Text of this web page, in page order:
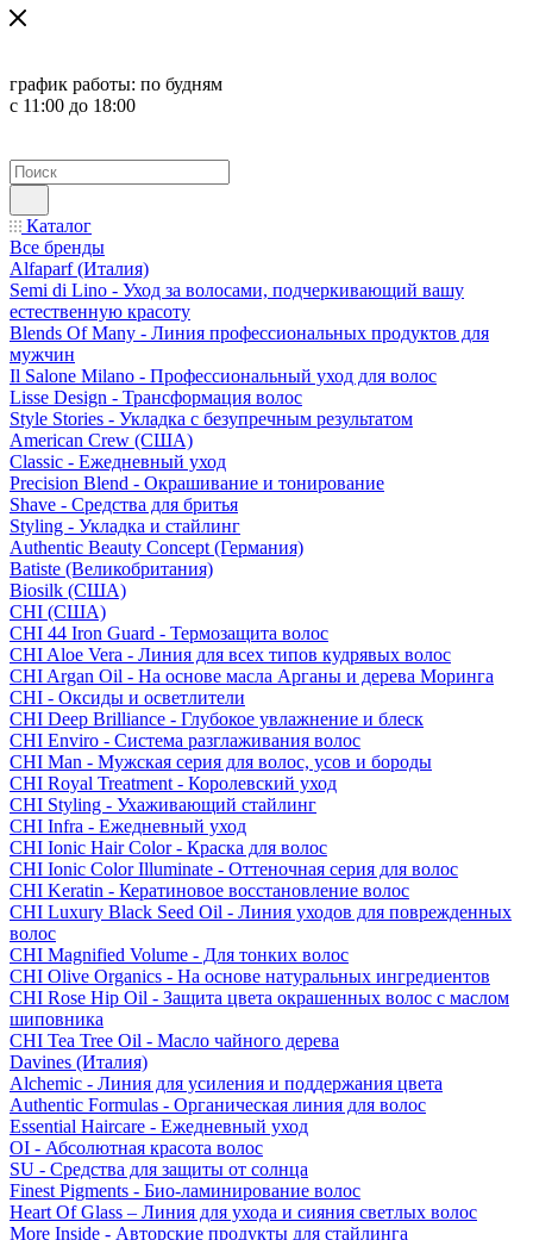
график работы: по будням
с 11:00 до 18:00
Каталог
Все бренды
Alfaparf (Италия)
Semi di Lino - Уход за волосами, подчеркивающий вашу
естественную красоту
Blends Of Many - Линия профессиональных продуктов для
мужчин
Il Salone Milano - Профессиональный уход для волос
Lisse Design - Трансформация волос
Style Stories - Укладка с безупречным результатом
American Crew (США)
Classic - Ежедневный уход
Precision Blend - Окрашивание и тонирование
Shave - Средства для бритья
Styling - Укладка и стайлинг
Authentic Beauty Concept (Германия)
Batiste (Великобритания)
Biosilk (США)
CHI (США)
CHI 44 Iron Guard - Термозащита волос
CHI Aloe Vera - Линия для всех типов кудрявых волос
CHI Argan Oil - На основе масла Арганы и дерева Моринга
CHI - Оксиды и осветлители
CHI Deep Brilliance - Глубокое увлажнение и блеск
CHI Enviro - Система разглаживания волос
CHI Man - Мужская серия для волос, усов и бороды
CHI Royal Treatment - Королевский уход
CHI Styling - Ухаживающий стайлинг
CHI Infra - Ежедневный уход
CHI Ionic Hair Color - Краска для волос
CHI Ionic Color Illuminate - Оттеночная серия для волос
CHI Keratin - Кератиновое восстановление волос
CHI Luxury Black Seed Oil - Линия уходов для поврежденных
волос
CHI Magnified Volume - Для тонких волос
CHI Olive Organics - На основе натуральных ингредиентов
CHI Rose Hip Oil - Защита цвета окрашенных волос с маслом
шиповника
CHI Tea Tree Oil - Масло чайного дерева
Davines (Италия)
Alchemic - Линия для усиления и поддержания цвета
Authentic Formulas - Органическая линия для волос
Essential Haircare - Eжедневный уход
OI - Абсолютная красота волос
SU - Средства для защиты от солнца
Finest Pigments - Био-ламинирование волос
Heart Of Glass – Линия для ухода и сияния светлых волос
More Inside - Авторские продукты для стайлинга